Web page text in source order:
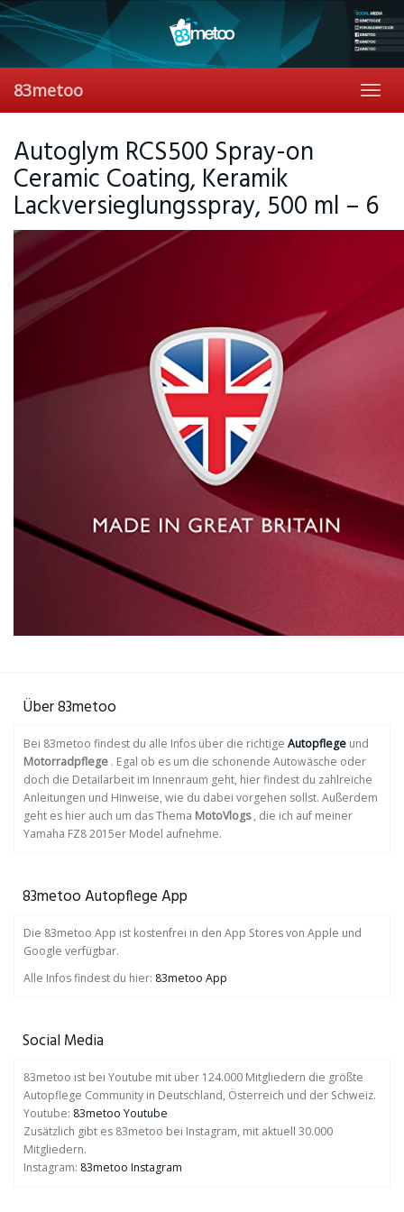
Skip
to
content
83metoo
Autoglym RCS500 Spray-on
Ceramic Coating, Keramik
Lackversieglungsspray, 500 ml – 6
Über 83metoo
Bei 83metoo findest du alle Infos über die richtige Autopflege und
Motorradpflege . Egal ob es um die schonende Autowäsche oder
doch die Detailarbeit im Innenraum geht, hier findest du zahlreiche
Anleitungen und Hinweise, wie du dabei vorgehen sollst. Außerdem
geht es hier auch um das Thema MotoVlogs, die ich auf meiner
Yamaha FZ8 2015er Model aufnehme.
83metoo Autopflege App
Die 83metoo App ist kostenfrei in den App Stores von Apple und
Google verfügbar.
Alle Infos findest du hier: 83metoo App
Social Media
83metoo ist bei Youtube mit über 124.000 Mitgliedern die größte
Autopflege Community in Deutschland, Österreich und der Schweiz.
Youtube: 83metoo Youtube
Zusätzlich gibt es 83metoo bei Instagram, mit aktuell 30.000
Mitgliedern.
Instagram: 83metoo Instagram